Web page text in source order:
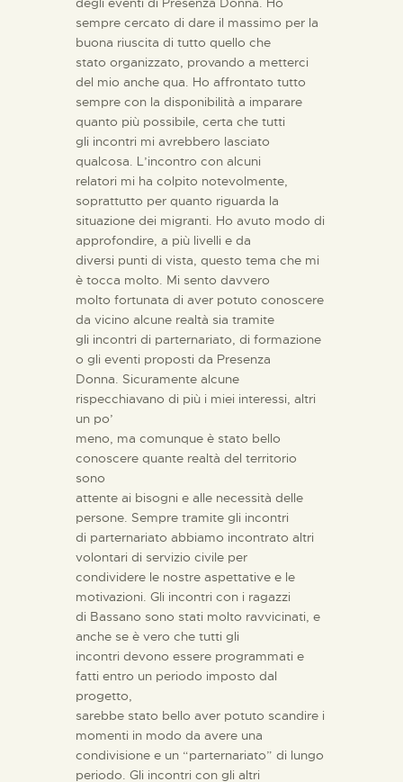
sempre cercato di dare il massimo per la
buona riuscita di tutto quello che
stato organizzato, provando a metterci
del mio anche qua. Ho affrontato tutto
sempre con la disponibilità a imparare
quanto più possibile, certa che tutti
gli incontri mi avrebbero lasciato
qualcosa. L’incontro con alcuni
relatori mi ha colpito notevolmente,
soprattutto per quanto riguarda la
situazione dei migranti. Ho avuto modo di
approfondire, a più livelli e da
diversi punti di vista, questo tema che mi
è tocca molto. Mi sento davvero
molto fortunata di aver potuto conoscere
da vicino alcune realtà sia tramite
gli incontri di parternariato, di formazione
o gli eventi proposti da Presenza
Donna. Sicuramente alcune
rispecchiavano di più i miei interessi, altri
un po’
meno, ma comunque è stato bello
conoscere quante realtà del territorio
sono
attente ai bisogni e alle necessità delle
persone. Sempre tramite gli incontri
di parternariato abbiamo incontrato altri
volontari di servizio civile per
condividere le nostre aspettative e le
motivazioni. Gli incontri con i ragazzi
di Bassano sono stati molto ravvicinati, e
anche se è vero che tutti gli
incontri devono essere programmati e
fatti entro un periodo imposto dal
progetto,
sarebbe stato bello aver potuto scandire i
momenti in modo da avere una
condivisione e un “parternariato” di lungo
periodo. Gli incontri con gli altri